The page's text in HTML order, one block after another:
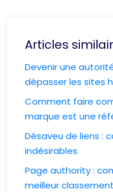
Articles
Devenir une
dépasser les sites
Comment faire
marque est une
Désaveu de liens :
indésirables
Page authority :
meilleur classement